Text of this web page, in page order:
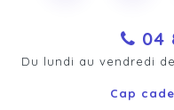
04
Du lundi au vendredi
Cap